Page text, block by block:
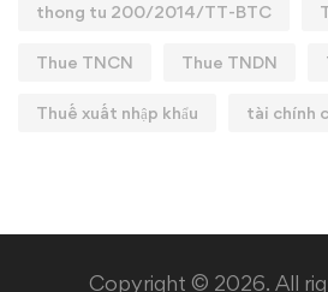
thong tu 200/2014/TT-BTC
Thue TNCN Thue TNDN
Thuế xuất nhập khẩu tài chính
Copyright © 2026. All